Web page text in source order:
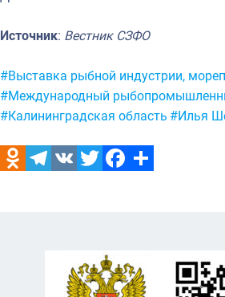
Источник: Вестник СЗФО
Метки:
#Выставка рыбной индустрии,
#Международный
#Калининградская область #Илья